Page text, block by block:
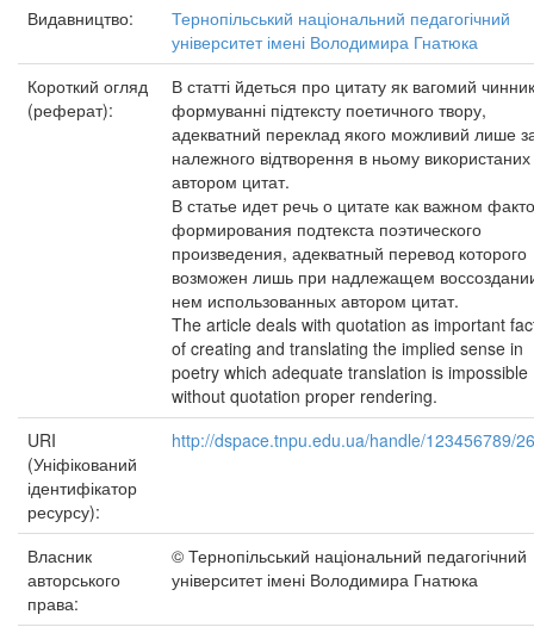
Видавництво:
Тернопільський національний педагогічний
університет імені Володимира Гнатюка
Короткий огляд
(реферат):
В статті йдеться про цитату як вагомий
формуванні підтексту поетичного твору,
адекватний переклад якого можливий лише
належного відтворення в ньому використаних
автором цитат.
В статье идет речь о цитате как важном
формирования подтекста поэтического
произведения, адекватный перевод которого
возможен лишь при надлежащем
нем использованных автором цитат.
The article deals with quotation as important
of creating and translating the implied sense in
poetry which adequate translation is impossible
without quotation proper rendering.
URI
(Уніфікований
ідентифікатор
ресурсу):
http://dspace.tnpu.edu.ua/handle/123456789/
Власник
авторського
права:
© Тернопільський національний педагогічний
університет імені Володимира Гнатюка